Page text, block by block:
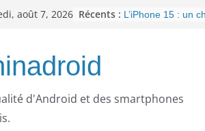
août 7, 2026 Récents : L’iPhone 15 : un
septembre 2023
d'Android et des smartphones